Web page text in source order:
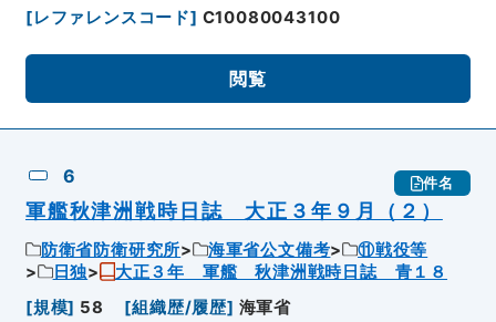
[レファレンスコード] C10080043100
閲覧
6 件名
軍艦秋津洲戦時日誌 大正３年９月（２）
防衛省防衛研究所 海軍省公文備考
⑪戦役等
日独
大正３年 軍艦 秋津洲戦時日誌 青１８
[規模] 58 [組織歴/履歴] 海軍省